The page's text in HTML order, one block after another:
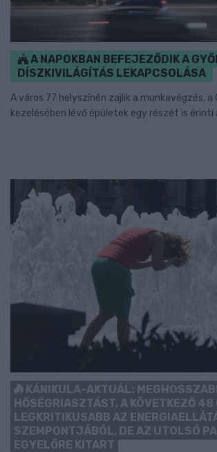
A NAPOKBAN BEFEJEZŐDIK A
DÍSZKIVILÁGÍTÁS LEKAPCSOLÁSA
A város 77 helyszínén zajlik a munkavégzés, a
kezelésében lévő épületek egy részét is érinti
KÁNIKULA-AKTUÁL:
HŐSÉGRIASZTÁST, A KÖVETKEZŐ 48
LEGKRITIKUSABB AZ
SZEMPONTJÁBÓL, DE AZ UTOLSÓ
EGYELŐRE KITART